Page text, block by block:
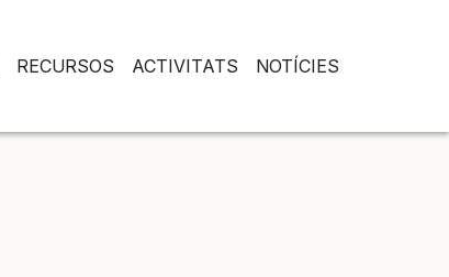
RECURSOS ACTIVITATS NOTÍCIES